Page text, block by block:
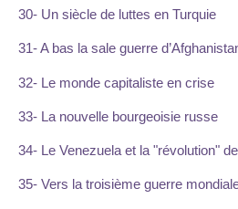
30- Un siècle de luttes en Turquie
31- A bas la sale guerre
32- Le monde capitaliste en crise
33- La nouvelle bourgeoisie russe
34- Le Venezuela et la "révolution"
35- Vers la troisième guerre